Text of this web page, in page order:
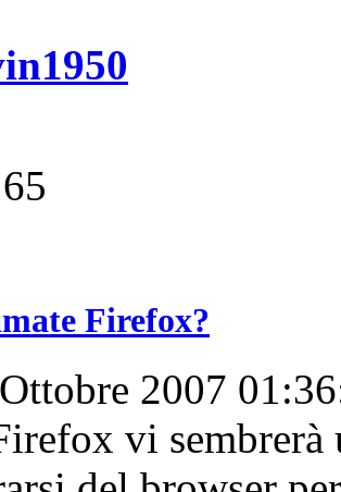
Firefox?
2007
vi sembrerà